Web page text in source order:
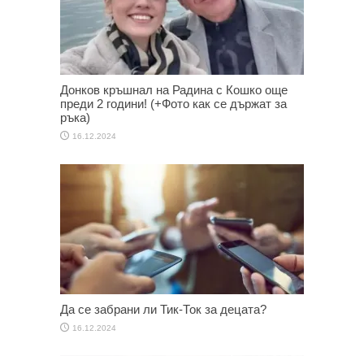
Донков кръшнал на Радина с Кошко още
преди 2 години! (+Фото как се държат за
ръка)
16.12.2024
Да се забрани ли Тик-Ток за децата?
16.12.2024